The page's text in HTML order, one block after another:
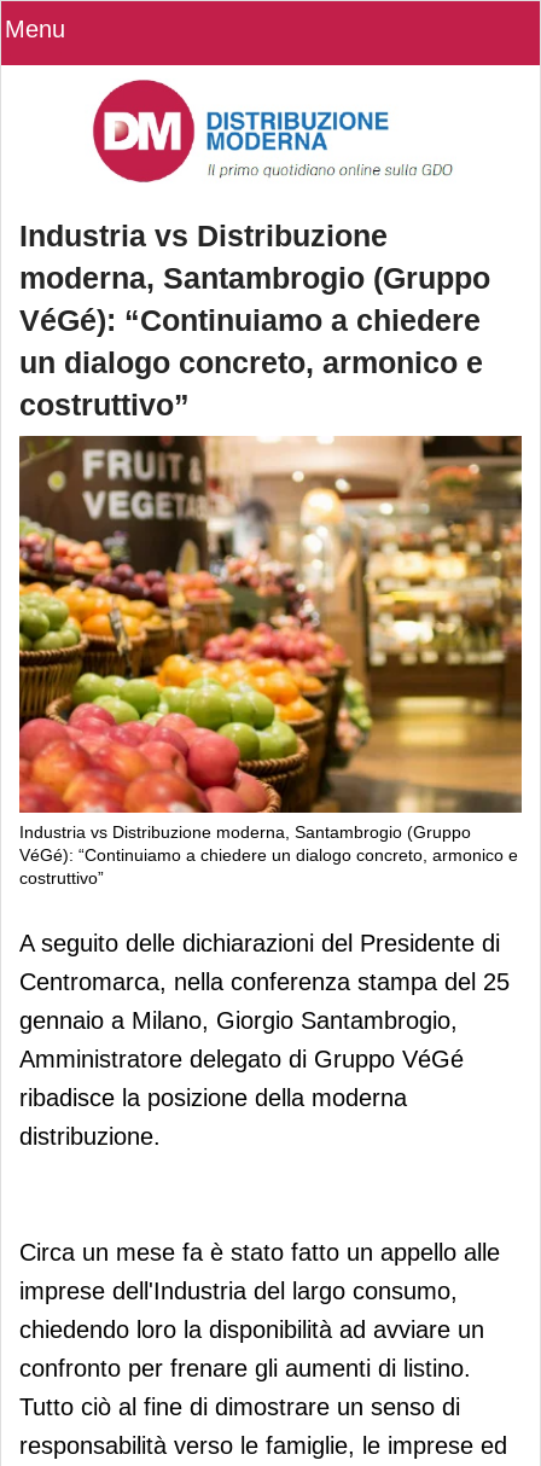
Menu
Industria vs Distribuzione
moderna, Santambrogio (Gruppo
VéGé): “Continuiamo a chiedere
un dialogo concreto, armonico e
costruttivo”
Industria vs Distribuzione moderna, Santambrogio (Gruppo
VéGé): “Continuiamo a chiedere un dialogo concreto, armonico e
costruttivo”
Industria vs Distribuzione moderna,
Santambrogio (Gruppo VéGé):
“Continuiamo a chiedere un dialogo
concreto, armonico e costruttivo”
A seguito delle dichiarazioni del Presidente di
Centromarca, nella conferenza stampa del 25
gennaio a Milano, Giorgio Santambrogio,
Amministratore delegato di Gruppo VéGé
ribadisce la posizione della moderna
distribuzione.
Circa un mese fa è stato fatto un appello alle
imprese dell'Industria del largo consumo,
chiedendo loro la disponibilità ad avviare un
confronto per frenare gli aumenti di listino.
Tutto ciò al fine di dimostrare un senso di
responsabilità verso le famiglie, le imprese ed